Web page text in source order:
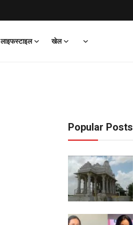
लाइफस्टाइल खेल
Popular Posts